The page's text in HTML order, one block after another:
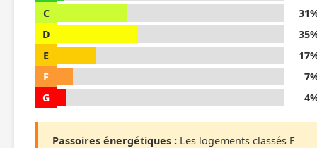
C
D
E
F
G
Passoires énergétiques : Les logements classés F